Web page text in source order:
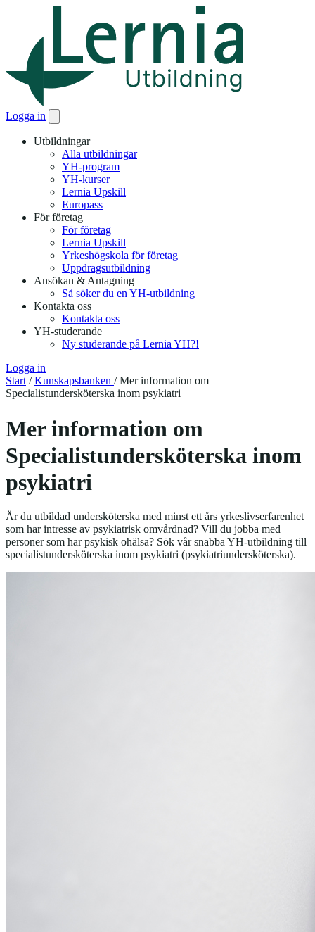
Logga in
Utbildningar
Alla utbildningar
YH-program
YH-kurser
Lernia Upskill
Europass
För företag
För företag
Lernia Upskill
Yrkeshögskola för företag
Uppdragsutbildning
Ansökan & Antagning
Så söker du en YH-utbildning
Kontakta oss
Kontakta oss
YH-studerande
Ny studerande på Lernia YH?!
Logga in
Start /Kunskapsbanken /Mer information om
Specialistundersköterska inom psykiatri
Mer information om
Specialistundersköterska inom
psykiatri
Är du utbildad undersköterska med minst ett års yrkeslivserfarenhet
som har intresse av psykiatrisk omvårdnad? Vill du jobba med
personer som har psykisk ohälsa? Sök vår snabba YH-utbildning till
specialistundersköterska inom psykiatri (psykiatriundersköterska).